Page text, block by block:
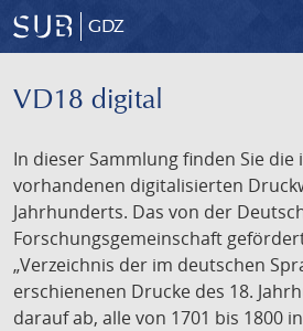
GDZ
VD18 digital
In dieser Sammlung finden Sie die
vorhandenen digitalisierten
Jahrhunderts. Das von der
Forschungsgemeinschaft
„Verzeichnis der im deutschen
erschienenen Drucke des 18.
darauf ab, alle von 1701 bis 1800